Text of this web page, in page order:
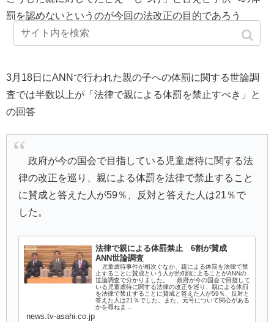
罰を認めないというのが今回の法改正の目的であろう
3月18日にANNで行われた親の子への体罰に関する世論調
査では半数以上が「法律で親による体罰を禁止すべき」と
の回答
政府が今の国会で目指している児童虐待に関する法
律の改正を巡り、親による体罰を法律で禁止すること
に賛成と答えた人が59％、反対と答えた人は21％で
した。
法律で親による体罰禁止 6割が賛成
ANN世論調査
児童虐待事件が相次ぐなか、親による体罰を法律で禁
止することに賛成という人が約6割に上ることがANNの
世論調査で分かりました。 政府が今の国会で目指して
いる児童虐待に関する法律の改正を巡り、親による体罰
を法律で禁止することに賛成と答えた人が59％、反対と
答えた人は21％でした。また、元号について関心がある
かを尋ねま...
news.tv-asahi.co.jp